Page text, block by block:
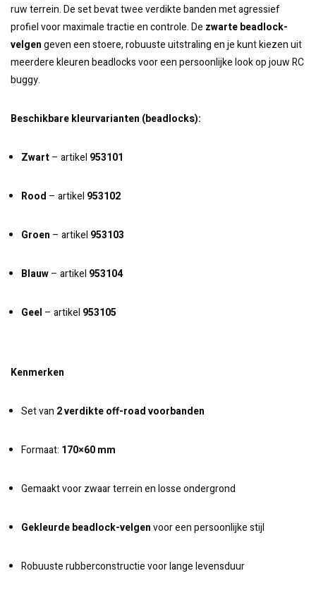
ruw terrein. De set bevat twee verdikte banden met agressief
profiel voor maximale tractie en controle. De zwarte beadlock-
velgengeven een stoere, robuuste uitstraling en je kunt kiezen uit
meerdere kleuren beadlocks voor een persoonlijke look op jouw RC
buggy.
Beschikbare kleurvarianten (beadlocks):
Zwart– artikel 953101
Rood – artikel 953102
Groen – artikel 953103
Blauw– artikel 953104
Geel – artikel 953105
Kenmerken
Set van 2 verdikte off-road voorbanden
Formaat: 170×60 mm
Gemaakt voor zwaar terrein en losse ondergrond
Gekleurde beadlock-velgenvoor een persoonlijke stijl
Robuuste rubberconstructie voor lange levensduur